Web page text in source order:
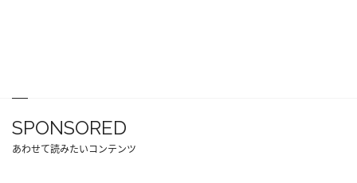
SPONSORED
あわせて読みたいコンテンツ